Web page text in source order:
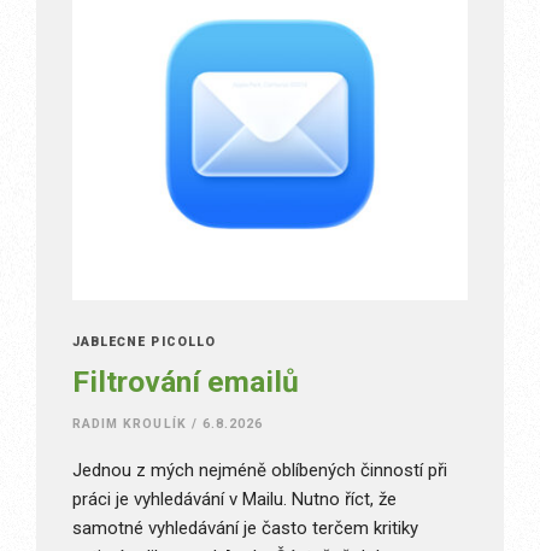
JABLEČNÉ PICOLLO
Filtrování emailů
RADIM KROULÍK / 6.8.2026
Jednou z mých nejméně oblíbených činností při
práci je vyhledávání v Mailu. Nutno říct, že
samotné vyhledávání je často terčem kritiky